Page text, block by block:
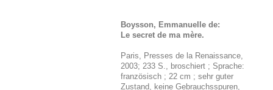
Boysson, Emmanuelle de:
Le secret de ma mère.
Paris, Presses de la Renaissance,
2003; 233 S., broschiert ; Sprache:
französisch ; 22 cm ; sehr guter
Zustand, keine Gebrauchsspuren,